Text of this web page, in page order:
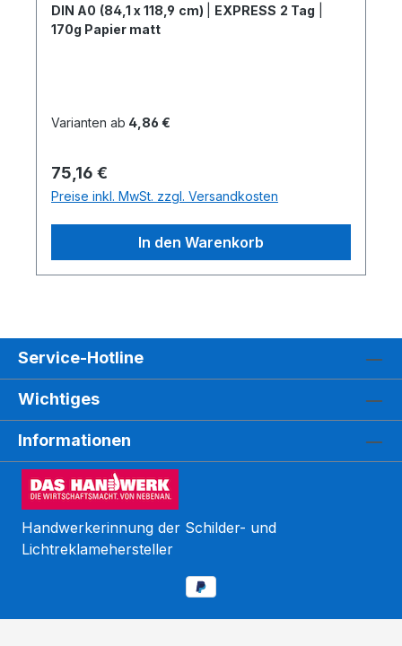
DIN A0 (84,1 x 118,9 cm) EXPRESS 2 Tag
170g Papier matt
Varianten ab 4,86 €
Regulärer Preis:
75,16 €
Preise inkl. MwSt. zzgl. Versandkosten
In den Warenkorb
Service-Hotline
Wichtiges
Informationen
Handwerkerinnung der Schilder- und
Lichtreklamehersteller
98
%
SEHR GUT